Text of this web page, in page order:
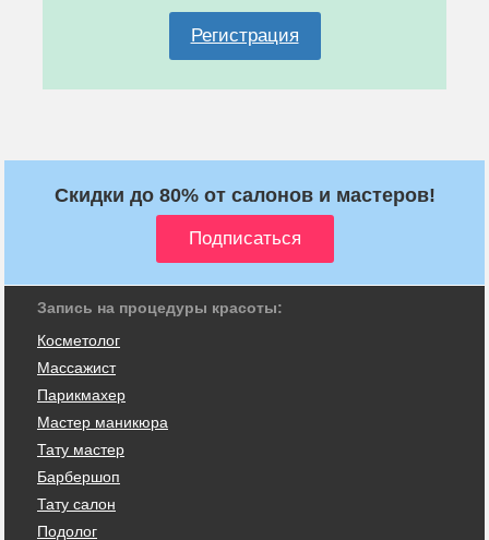
Регистрация
Скидки до 80% от салонов и мастеров!
Запись на процедуры красоты:
Косметолог
Массажист
Парикмахер
Мастер маникюра
Тату мастер
Барбершоп
Тату салон
Подолог